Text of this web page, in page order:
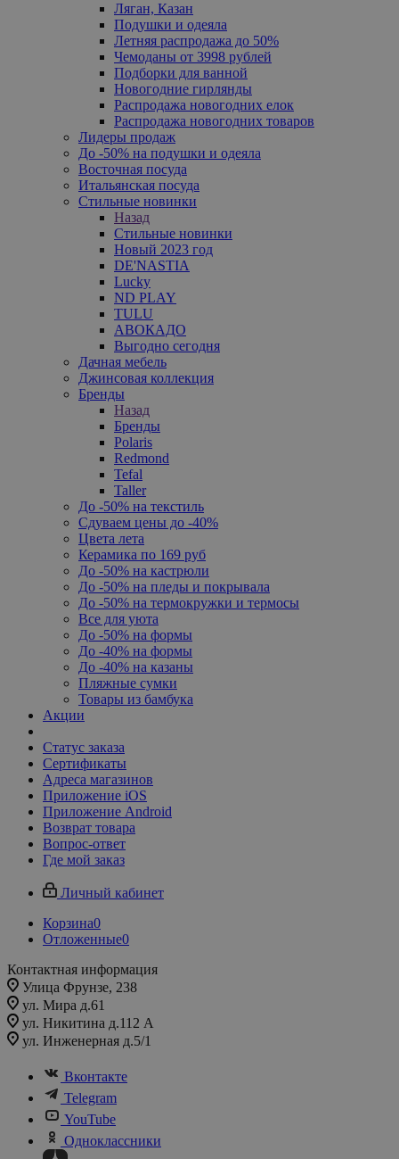
Ляган, Казан
Подушки и одеяла
Летняя распродажа до 50%
Чемоданы от 3998 рублей
Подборки для ванной
Новогодние гирлянды
Распродажа новогодних елок
Распродажа новогодних товаров
Лидеры продаж
До -50% на подушки и одеяла
Восточная посуда
Итальянская посуда
Стильные новинки
Назад
Стильные новинки
Новый 2023 год
DE'NASTIA
Lucky
ND PLAY
TULU
АВОКАДО
Выгодно сегодня
Дачная мебель
Джинсовая коллекция
Бренды
Назад
Бренды
Polaris
Redmond
Tefal
Taller
До -50% на текстиль
Сдуваем цены до -40%
Цвета лета
Керамика по 169 руб
До -50% на кастрюли
До -50% на пледы и покрывала
До -50% на термокружки и термосы
Все для уюта
До -50% на формы
До -40% на формы
До -40% на казаны
Пляжные сумки
Товары из бамбука
Акции
Статус заказа
Сертификаты
Адреса магазинов
Приложение iOS
Приложение Android
Возврат товара
Вопрос-ответ
Где мой заказ
Личный кабинет
Корзина0
Отложенные0
Контактная информация
Улица Фрунзе, 238​
ул. Мира д.61
ул. Никитина д.112 А
ул. Инженерная д.5/1
Вконтакте
Telegram
YouTube
Одноклассники